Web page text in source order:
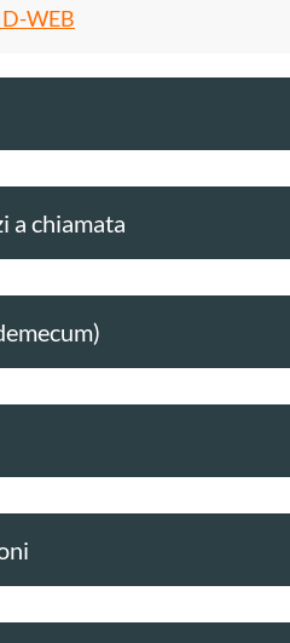
WEB
a chiamata